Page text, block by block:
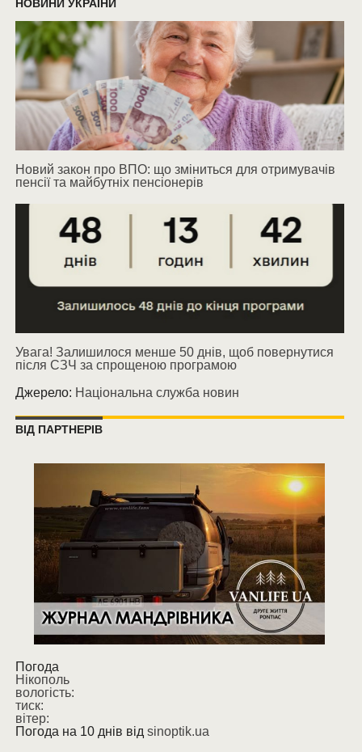
НОВИНИ УКРАЇНИ
Новий закон про ВПО: що зміниться для отримувачів
пенсії та майбутніх пенсіонерів
Увага! Залишилося менше 50 днів, щоб повернутися
після СЗЧ за спрощеною програмою
Джерело: Національна служба новин
ВІД ПАРТНЕРІВ
Погода
Нікополь
вологість:
тиск:
вітер:
Погода на 10 днів від sinoptik.ua